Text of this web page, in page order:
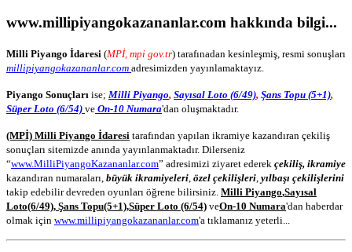
www.millipiyangokazananlar.com hakkında bilgi...
Milli Piyango İdaresi (MPİ, mpi gov.tr) tarafınadan kesinleşmiş, resmi sonuşları
millipiyangokazananlar.com adresimizden yayınlamaktayız.
Piyango Sonuçları ise; Milli Piyango, Sayısal Loto (6/49), Şans Topu (5+1),
Süper Loto (6/54) ve On-10 Numara'dan oluşmaktadır.
(MPİ) Milli Piyango İdaresi tarafından yapılan ikramiye kazandıran çekiliş
sonuçları sitemizde anında yayınlanmaktadır. Dilerseniz
“www.MilliPiyangoKazananlar.com” adresimizi ziyaret ederek çekiliş, ikramiye
kazandıran numaraları, büyük ikramiyeleri özel çekilişleri yılbaşı çekilişlerini
takip edebilir devreden oyunları öğrene bilirsiniz. Milli Piyango,Sayısal
Loto(6/49), Şans Topu(5+1),Süper Loto (6/54) veOn-10 Numara'dan haberdar
olmak için www.millipiyangokazananlar.com'a tıklamanız yeterli...